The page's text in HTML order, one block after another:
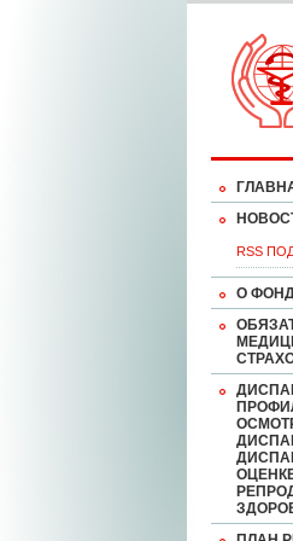
RSS
О